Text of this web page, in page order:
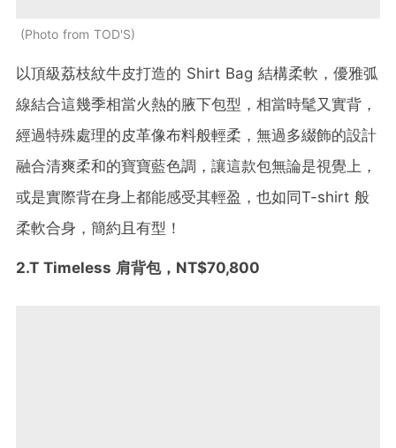
Photo from TOD'S
以頂級荔枝紋牛皮打造的 Shirt Bag 結構柔軟，優雅弧
線結合這幾季相當火熱的腋下包型，相當時髦又實背，
經過特殊處理的皮革像布料般輕柔，無過多綴飾的設計
融合清爽柔和的寶寶藍色調，讓這款包無論是視覺上，
或是實際背在身上都能感受其輕盈，也如同T-shirt 般
柔軟合身，簡約且有型！
2.T Timeless 肩背包，NT$70,800